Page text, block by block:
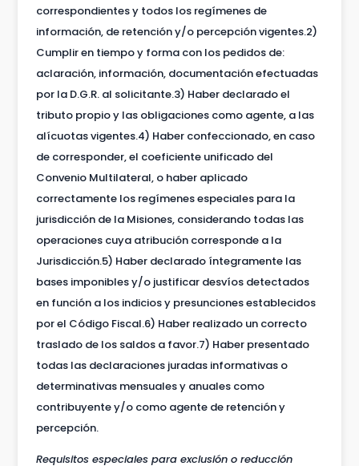
correspondientes y todos los regímenes de
información, de retención y/o percepción vigentes.2)
Cumplir en tiempo y forma con los pedidos de:
aclaración, información, documentación efectuadas
por la D.G.R. al solicitante.3) Haber declarado el
tributo propio y las obligaciones como agente, a las
alícuotas vigentes.4) Haber confeccionado, en caso
de corresponder, el coeficiente unificado del
Convenio Multilateral, o haber aplicado
correctamente los regímenes especiales para la
jurisdicción de la Misiones, considerando todas las
operaciones cuya atribución corresponde a la
Jurisdicción.5) Haber declarado íntegramente las
bases imponibles y/o justificar desvíos detectados
en función a los indicios y presunciones establecidos
por el Código Fiscal.6) Haber realizado un correcto
traslado de los saldos a favor.7) Haber presentado
todas las declaraciones juradas informativas o
determinativas mensuales y anuales como
contribuyente y/o como agente de retención y
percepción.
Requisitos especiales para exclusión o reducción